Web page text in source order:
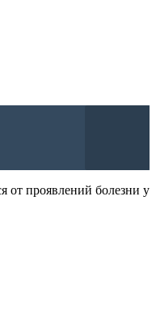
от проявлений болезни у